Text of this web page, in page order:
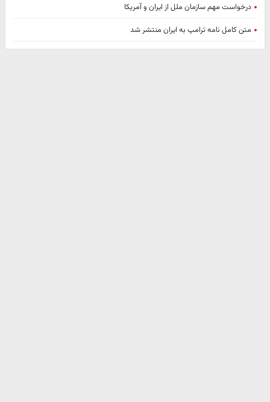
درخواست مهم سازمان ملل از ایران و آمریکا
متن کامل نامه ترامپ به ایران منتشر شد